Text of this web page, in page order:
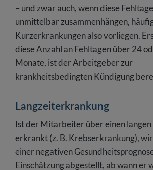
– und zwar auch, wenn diese
unmittelbar zusammenhängen,
Kurzerkrankungen also vorliegen.
diese Anzahl an Fehltagen über 24
Monate, ist der Arbeitgeber zur
krankheitsbedingten Kündigung
Langzeiterkrankung
Ist der Mitarbeiter über einen
erkrankt (z. B. Krebserkrankung),
einer negativen
Einschätzung abgestellt, ab wann er